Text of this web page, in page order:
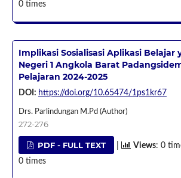
0 times
Implikasi Sosialisasi Aplikasi Belajar
Negeri 1 Angkola Barat
Pelajaran 2024-2025
DOI: https://doi.org/10.65474/1ps1kr67
Drs. Parlindungan M.Pd (Author)
272-276
PDF - FULL TEXT Views: 0
0 times